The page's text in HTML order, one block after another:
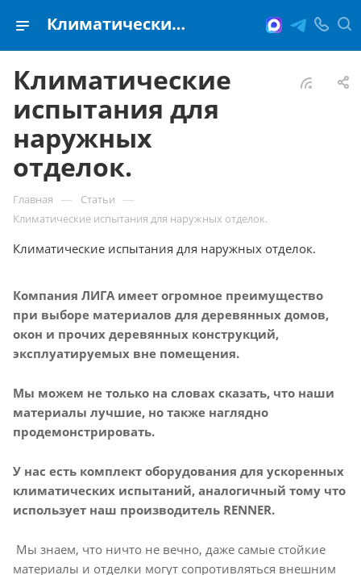
Климатические испытания для наружных отделок.
Климатические
испытания для
наружных
отделок.
Главная — Статьи —
Климатические испытания для наружных отделок.
Климатические испытания для наружных отделок.
Компания ЛИГА имеет огромное преимущество
при выборе материалов для деревянных домов,
окон и прочих деревянных конструкций,
эксплуатируемых вне помещения.
Мы можем не только на словах сказать, что наши
материалы лучшие, но также наглядно
продемонстрировать.
У нас есть комплект оборудования для ускоренных
климатических испытаний, аналогичный тому что
использует наш производитель RENNER.
Мы знаем, что ничто не вечно, даже самые стойкие
материалы и отделки могут сопротивляться внешним